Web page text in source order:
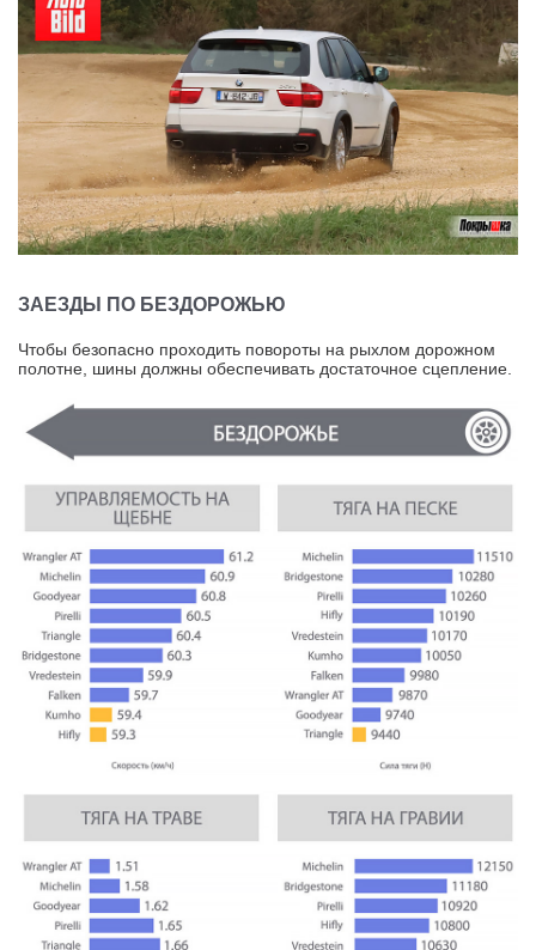
ЗАЕЗДЫ ПО БЕЗДОРОЖЬЮ
Чтобы безопасно проходить повороты на рыхлом дорожном
полотне, шины должны обеспечивать достаточное сцепление.